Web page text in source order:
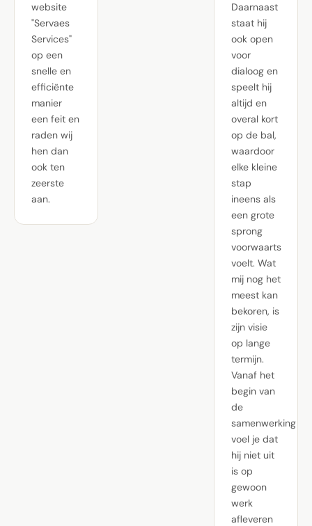
website
"Servaes
Services"
op een
snelle en
efficiënte
manier
een feit en
raden wij
hen dan
ook ten
zeerste
aan.
Daarnaast
staat hij
ook open
voor
dialoog en
speelt hij
altijd en
overal kort
op de bal,
waardoor
elke kleine
stap
ineens als
een grote
sprong
voorwaarts
voelt. Wat
mij nog het
meest kan
bekoren, is
zijn visie
op lange
termijn.
Vanaf het
begin van
de
samenwerking
voel je dat
hij niet uit
is op
gewoon
werk
afleveren